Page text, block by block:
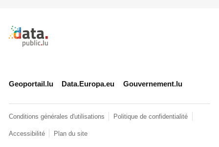
Retour à l'accueil de data.public.lu
Geoportail.lu Data.Europa.eu Gouvernement.lu
Conditions générales d'utilisations Politique de confidentialité
Accessibilité Plan du site